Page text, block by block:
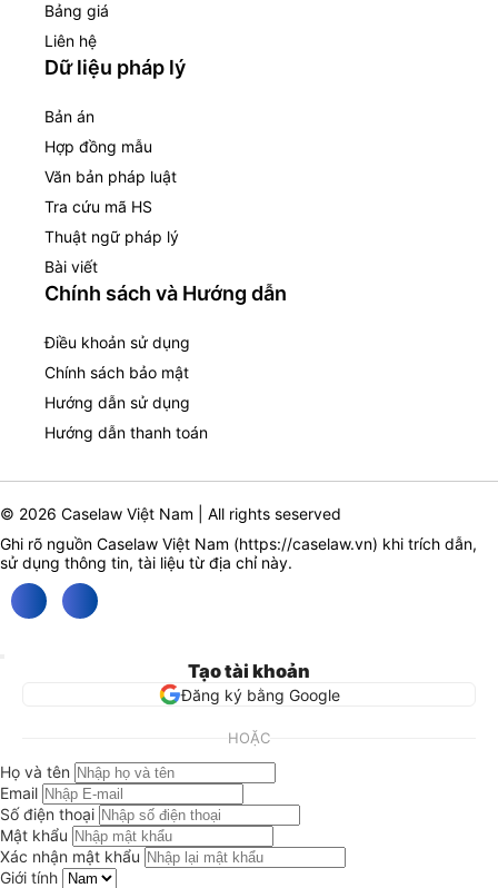
Bảng giá
Liên hệ
Dữ liệu pháp lý
Bản án
Hợp đồng mẫu
Văn bản pháp luật
Tra cứu mã HS
Thuật ngữ pháp lý
Bài viết
Chính sách và Hướng dẫn
Điều khoản sử dụng
Chính sách bảo mật
Hướng dẫn sử dụng
Hướng dẫn thanh toán
© 2026 Caselaw Việt Nam | All rights seserved
Ghi rõ nguồn Caselaw Việt Nam (https://caselaw.vn) khi trích dẫn,
sử dụng thông tin, tài liệu từ địa chỉ này.
Tạo tài khoản
Đăng ký bằng Google
HOẶC
Họ và tên
Email
Số điện thoại
Mật khẩu
Xác nhận mật khẩu
Giới tính